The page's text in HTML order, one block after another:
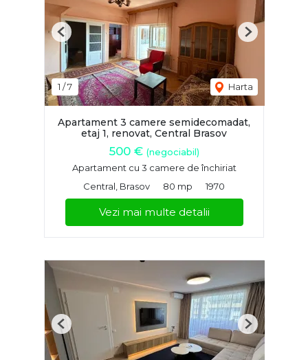
1 /7 Harta
Previous Next
Apartament 3 camere semidecomadat,
etaj 1, renovat, Central Brasov
500 € (negociabil)
Apartament cu 3 camere de închiriat
Central, Brasov
80 mp 1970
Vezi mai multe detalii
Previous Next